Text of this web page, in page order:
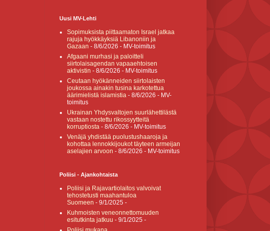
Uusi MV-Lehti
Sopimuksista piittaamaton Israel jatkaa
rajuja hyökkäyksiä Libanoniin ja
Gazaan - 8/6/2026 - MV-toimitus
Afgaani murhasi ja paloitteli
siirtolaisagendan vapaaehtoisen
aktivistin - 8/6/2026 - MV-toimitus
Ceutaan hyökänneiden siirtolaisten
joukossa ainakin tusina karkotettua
äärimielistä islamistia - 8/6/2026 - MV-
toimitus
Ukrainan Yhdysvaltojen suurlähettilästä
vastaan nostettu rikossyytteitä
korruptiosta - 8/6/2026 - MV-toimitus
Venäjä yhdistää puolustushaaroja ja
kohottaa lennokkijoukot täyteen armeijan
aselajien arvoon - 8/6/2026 - MV-toimitus
Poliisi - Ajankohtaista
Poliisi ja Rajavartiolaitos valvoivat
tehostetusti maahantuloa
Suomeen - 9/1/2025 -
Kuhmoisten veneonnettomuuden
esitutkinta jatkuu - 9/1/2025 -